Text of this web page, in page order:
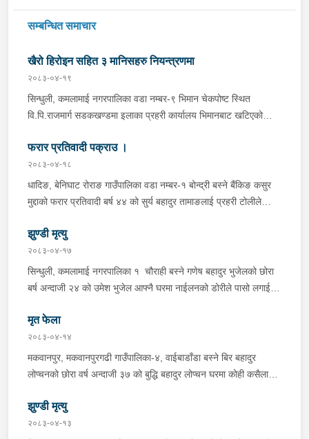
सम्बन्धित समाचार
खैरो हिरोइन सहित ३ मानिसहरु नियन्त्रणमा
२०८३-०४-१९
सिन्धुली, कमलामाई नगरपालिका वडा नम्बर-९ भिमान चेकपोष्ट स्थित
वि.पि.राजमार्ग सडकखण्डमा इलाका प्रहरी कार्यालय भिमानबाट खटिएको
बर्दिवासको संयुक्त टोलीले मोरङबाट काठमाण्डौ तर्फ जाँदै गरेको चालक
सिन्धुली कमलामाई नगरपालिका वडा नम्बर- १२ बस्ने बर्ष अन्दाजी-२९ को
चन्द्र बहादुर माझीले चलाएको म.प्र. व०४-००१ ज ००८६ नं. को
यात्रुबाहक E.V. हायसमा सवार जिल्ला सिराह मिर्चैया नगरपालिका-५ बस्ने
ल्याएको तरकारीको बोरा भित्र डब्बामा प्लास्टिकले पोका पारी लुकाई छिपाई
ल्याएको लागु औषध खैरो हिरोइन जस्तो देखिने गिलो पदार्थ ४५.१९० फेला
पारी नियन्त्रणमा लिई सोधपुछ गर्दा पछाडी मोटरसाइकलमा सवार चालक
अभिषेक कुमार साह र सवार राहुल कुमार मण्डलले उक्त सामान दिई पठाएको
भनि खुल्न आएको हुँदा मोटरसाइकल सहित निजहरुलाई नियन्त्रणमा लिई थप
अनुसन्धान कार्य भईरहेको ।
फरार प्रतिवादी पक्राउ ।
२०८३-०४-१८
धादिङ, बेनिघाट रोराङ गाउँपालिका वडा नम्बर-१ बोन्द्री बस्ने बैंकिङ कसुर
मुद्दाको फरार प्रतिवादी बर्ष ४४ को सुर्य बहादुर तामाङलाई प्रहरी टोलीले
झुण्डी मृत्यु
२०८३-०४-१७
सिन्धुली, कमलामाई नगरपालिका १ चौराही बस्ने गणेष बहादुर भुजेलको छोरा
बर्ष अन्दाजी २४ को उमेश भुजेल आफ्नै घरमा नाईलनको डोरीले पासो लगाई
घटनास्थलमा मुचुल्का सहित थप अनुसन्धान कार्य भइरहेको ।
मृत फेला
२०८३-०४-१४
मकवानपुर, मकवानपुरगढी गाउँपालिका-४, वाईबाडाँडा बस्ने बिर बहादुर
लोप्चनको छोरा वर्ष अन्दाजी ३७ को बुद्धि बहादुर लोप्चन घरमा कोही कसैलाई
मिति २०८३।०४।१४ गते सोहि स्थित कुसुमटार खोल्सामा घोप्टो परी मृत
अवस्थामा फेला परेको । यस घटना सम्बन्धमा थप अनुसन्धान कार्य भईरहेको
झुण्डी मृत्यु
२०८३-०४-१३